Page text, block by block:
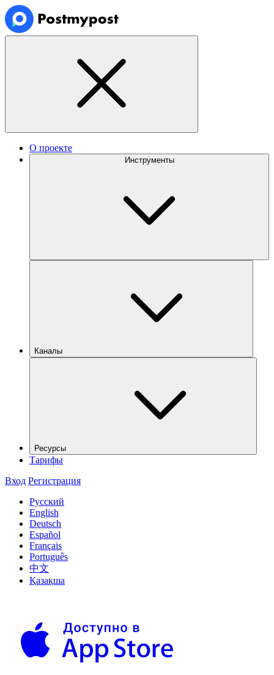
О проекте
Инструменты
Каналы
Ресурсы
Тарифы
Вход Регистрация
Русский
English
Deutsch
Español
Français
Português
中文
Қазақша